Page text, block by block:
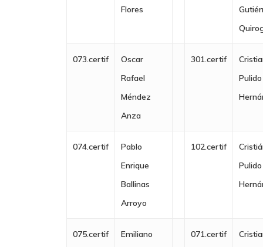
Flores
073.certif
Oscar
Rafael
Méndez
Anza
301.certif
Pulido
074.certif
Pablo
Enrique
Ballinas
Arroyo
102.certif
Pulido
075.certif
Emiliano
071.certif